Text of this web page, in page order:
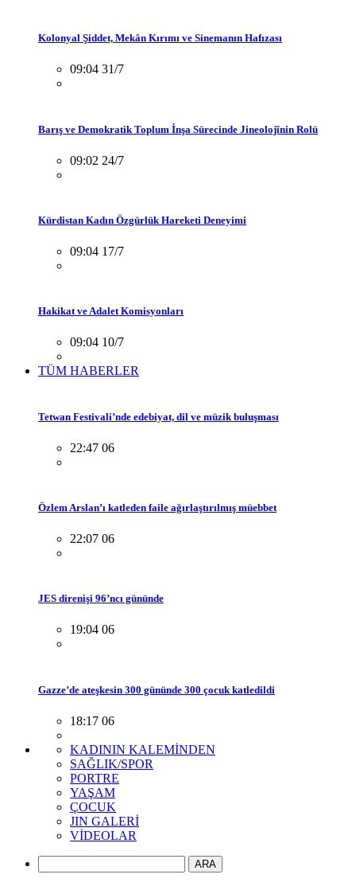
Kolonyal Şiddet, Mekân Kırımı ve Sinemanın Hafızası
09:04 31/7
Barış ve Demokratik Toplum İnşa Sürecinde Jineolojînin Rolü
09:02 24/7
Kürdistan Kadın Özgürlük Hareketi Deneyimi
09:04 17/7
Hakikat ve Adalet Komisyonları
09:04 10/7
TÜM HABERLER
Tetwan Festivali’nde edebiyat, dil ve müzik buluşması
22:47 06
Özlem Arslan’ı katleden faile ağırlaştırılmış müebbet
22:07 06
JES direnişi 96’ncı gününde
19:04 06
Gazze’de ateşkesin 300 gününde 300 çocuk katledildi
18:17 06
KADININ KALEMİNDEN
SAĞLIK/SPOR
PORTRE
YAŞAM
ÇOCUK
JIN GALERİ
VİDEOLAR
ARA